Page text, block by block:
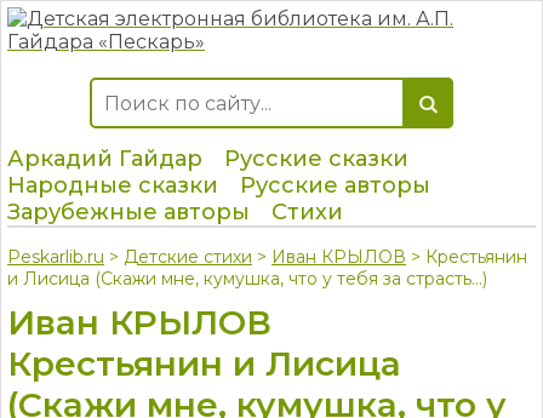
Аркадий Гайдар
Русские сказки
Народные сказки
Русские авторы
Зарубежные авторы
Стихи
Peskarlib.ru > Детские стихи > Иван КРЫЛОВ > Крестьянин
и Лисица (Скажи мне, кумушка, что у тебя за страсть…)
Иван КРЫЛОВ
Крестьянин и Лисица
(Скажи мне, кумушка, что у